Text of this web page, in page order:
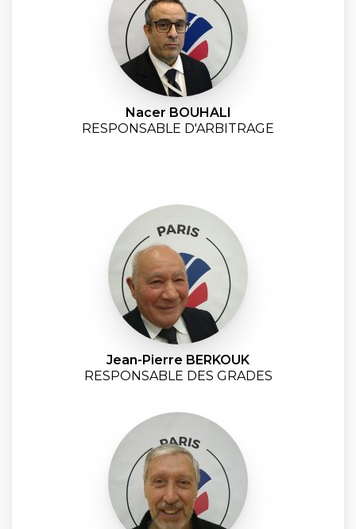
Nacer BOUHALI
RESPONSABLE D'ARBITRAGE
Jean-Pierre BERKOUK
RESPONSABLE DES GRADES